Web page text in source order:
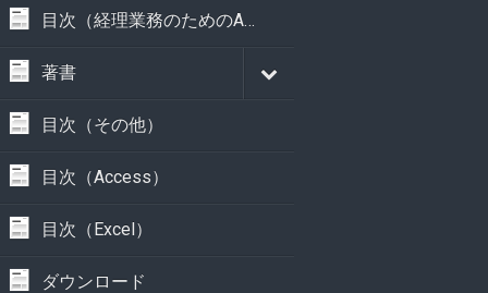
目次（経理業務のためのAccess実践講座）
著書
目次（その他）
目次（Access）
目次（Excel）
ダウンロード